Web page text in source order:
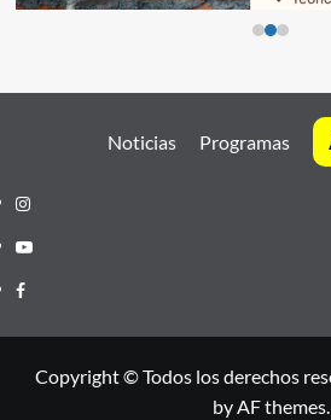
Noticias Programas
Instagram
Youtube
Facebook
Copyright © Todos los derechos
by AF themes.